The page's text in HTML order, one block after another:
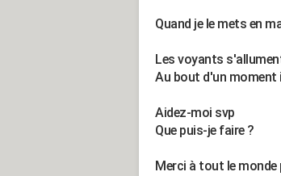
Quand je le mets en
Les voyants
Au bout d'un moment
Aidez-moi svp
Que puis-je faire ?
Merci à tout le